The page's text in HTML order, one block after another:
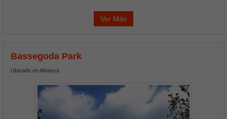
Ver Más
Bassegoda Park
Ubicado en Albanyà